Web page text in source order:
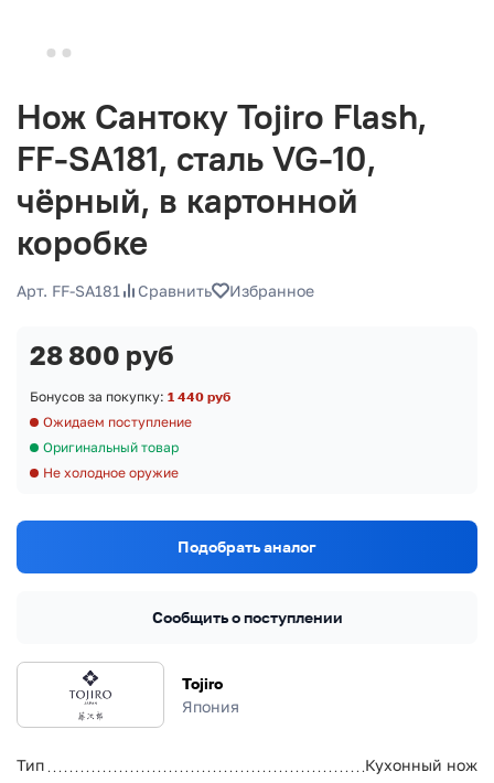
Нож Сантоку Tojiro Flash,
FF-SA181, сталь VG-10,
чёрный, в картонной
коробке
Арт. FF-SA181 Сравнить Избранное
Tojiro
Япония
Тип
Кухонный нож
28 800 руб
Бонусов за покупку: 1 440 руб
Ожидаем поступление
Оригинальный товар
Не холодное оружие
Подобрать аналог
Сообщить о поступлении